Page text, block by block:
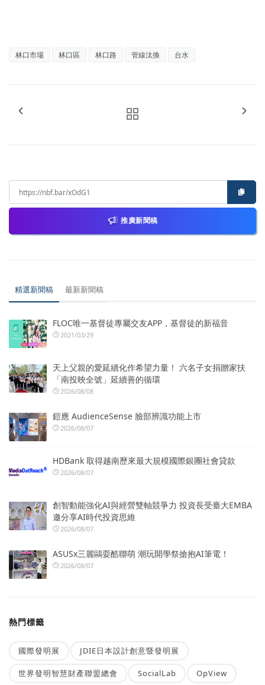
林口市場 林口區 林口路 管線汰換 台水
推廣新聞稿
精選新聞稿 最新新聞稿
FLOC唯一基督徒專屬交友APP，基督徒的新福音
2021/03/29
天上父親的愛延續化作希望力量！ 六名子女捐贈家扶
「南投映全號」延續善的循環
2026/08/08
鎧應 AudienceSense 臉部辨識功能上市
2026/08/07
HDBank 取得越南歷來最大規模國際銀團社會貸款
2026/08/07
創智動能強化AI與經營雙軸競爭力 投資長受臺大EMBA
邀分享AI時代投資思維
2026/08/07
ASUSx三麗鷗耍酷聯萌 潮玩開學祭搶抱AI筆電！
2026/08/07
熱門標籤
國際發明展 JDIE日本設計創意暨發明展
世界發明智慧財產聯盟總會 SocialLab OpView